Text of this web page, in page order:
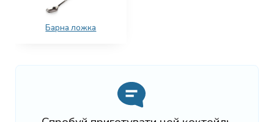
Барна ложка